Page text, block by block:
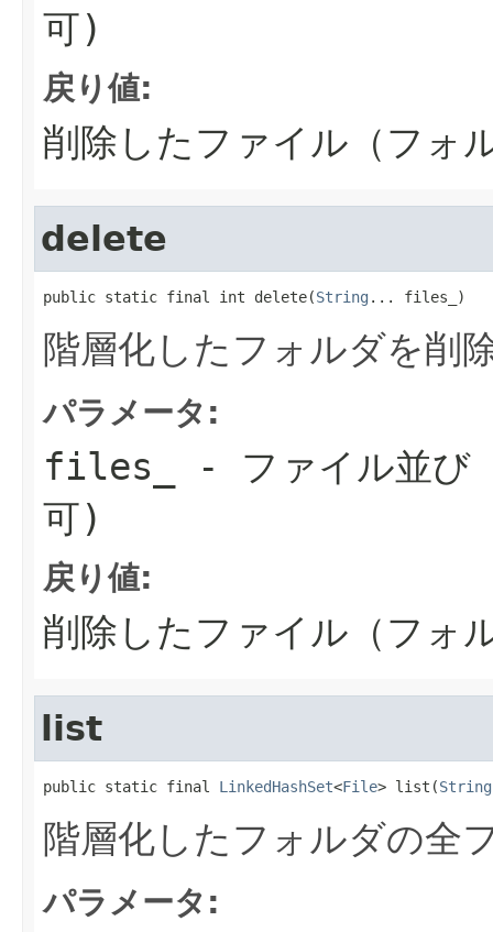
可)
戻り値:
削除したファイル（フォ
delete
public static final int delete(String ... files_)
階層化したフォルダを削
パラメータ:
files_
- ファイル並び
可)
戻り値:
削除したファイル（フォ
list
public static final LinkedHashSet<File> list(String
階層化したフォルダの全
パラメータ: